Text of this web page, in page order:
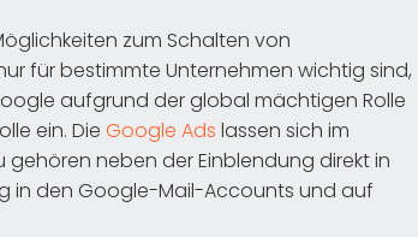
zum Schalten von
für bestimmte Unternehmen wichtig sind,
aufgrund der global mächtigen Rolle
ein. Die Google Ads lassen sich im
neben der Einblendung direkt in
in den Google-Mail-Accounts und auf